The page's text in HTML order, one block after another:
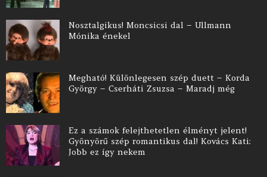
Nosztalgikus! Moncsicsi dal – Ullmann
Mónika énekel
Megható! Különlegesen szép duett – Korda
György – Cserháti Zsuzsa – Maradj még
Ez a számok felejthetetlen élményt jelent!
Gyönyörű szép romantikus dal! Kovács Kati:
Jobb ez így nekem